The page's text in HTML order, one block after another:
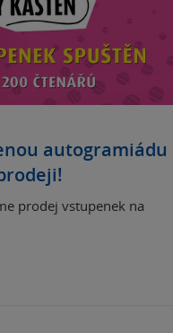
autogramiádu
prodej vstupenek na